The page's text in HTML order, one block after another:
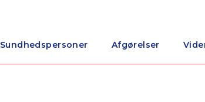
Sundhedspersoner Afgørelser